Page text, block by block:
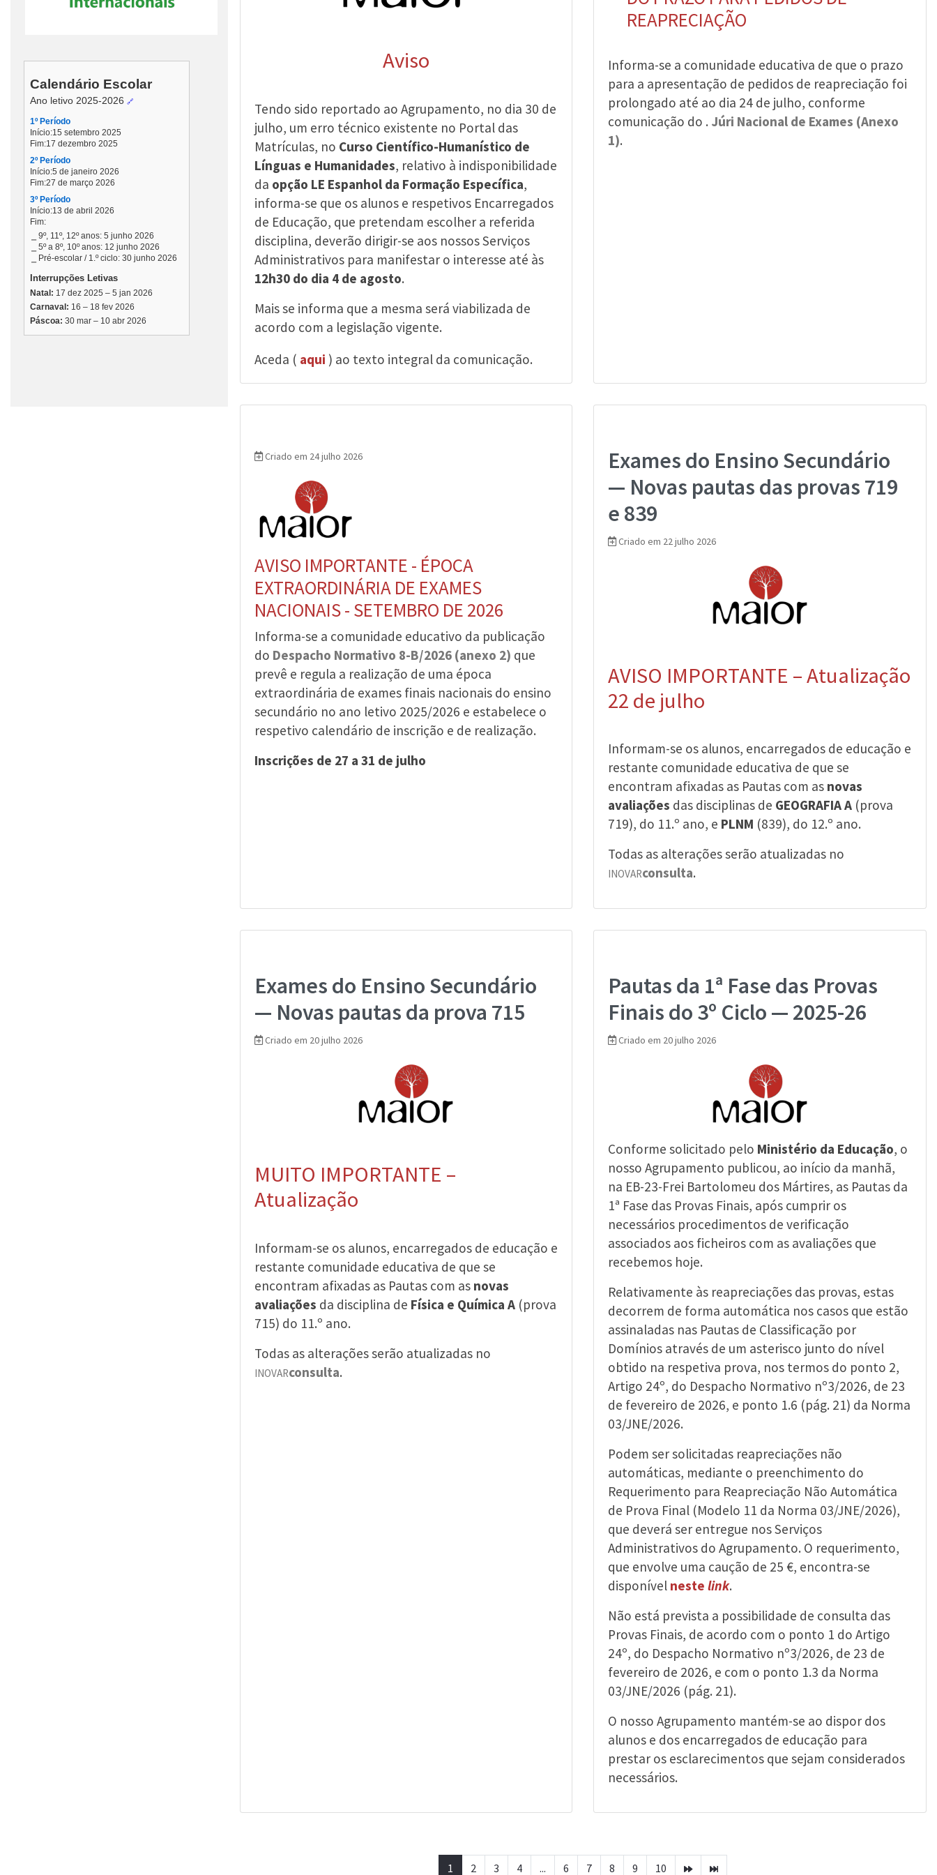
Aviso
Tendo sido reportado ao Agrupamento, no dia 30 de
julho, um erro técnico existente no Portal das
Matrículas, no Curso Científico-Humanístico de
Línguas e Humanidades, relativo à indisponibilidade
da opção LE Espanhol da Formação Específica,
informa-se que os alunos e respetivos Encarregados
de Educação, que pretendam escolher a referida
disciplina, deverão dirigir-se aos nossos Serviços
Administrativos para manifestar o interesse até às
12h30 do dia 4 de agosto.
Mais se informa que a mesma será viabilizada de
acordo com a legislação vigente.
Aceda ( aqui ) ao texto integral da comunicação.
REAPRECIAÇÃO
Informa-se a comunidade educativa de que o prazo
para a apresentação de pedidos de reapreciação foi
prolongado até ao dia 24 de julho, conforme
comunicação do . Júri Nacional de Exames (Anexo
1).
Criado em 24 julho 2026
AVISO IMPORTANTE - ÉPOCA
EXTRAORDINÁRIA DE EXAMES
NACIONAIS - SETEMBRO DE 2026
Informa-se a comunidade educativo da publicação
do Despacho Normativo 8-B/2026 (anexo 2) que
prevê e regula a realização de uma época
extraordinária de exames finais nacionais do ensino
secundário no ano letivo 2025/2026 e estabelece o
respetivo calendário de inscrição e de realização.
Inscrições de 27 a 31 de julho
Exames do Ensino Secundário
— Novas pautas das provas 719
e 839
Criado em 22 julho 2026
AVISO IMPORTANTE – Atualização
22 de julho
Informam-se os alunos, encarregados de educação e
restante comunidade educativa de que se
encontram afixadas as Pautas com as novas
avaliações das disciplinas de GEOGRAFIA A (prova
719), do 11.º ano, e PLNM (839), do 12.º ano.
Todas as alterações serão atualizadas no
INOVARconsulta.
Exames do Ensino Secundário
— Novas pautas da prova 715
Criado em 20 julho 2026
MUITO IMPORTANTE –
Atualização
Informam-se os alunos, encarregados de educação e
restante comunidade educativa de que se
encontram afixadas as Pautas com as novas
avaliações da disciplina de Física e Química A (prova
715) do 11.º ano.
Todas as alterações serão atualizadas no
INOVARconsulta.
Pautas da 1ª Fase das Provas
Finais do 3º Ciclo — 2025-26
Criado em 20 julho 2026
Conforme solicitado pelo Ministério da Educação, o
nosso Agrupamento publicou, ao início da manhã,
na EB-23-Frei Bartolomeu dos Mártires, as Pautas da
1ª Fase das Provas Finais, após cumprir os
necessários procedimentos de verificação
associados aos ficheiros com as avaliações que
recebemos hoje.
Relativamente às reapreciações das provas, estas
decorrem de forma automática nos casos que estão
assinaladas nas Pautas de Classificação por
Domínios através de um asterisco junto do nível
obtido na respetiva prova, nos termos do ponto 2,
Artigo 24º, do Despacho Normativo nº3/2026, de 23
de fevereiro de 2026, e ponto 1.6 (pág. 21) da Norma
03/JNE/2026.
Podem ser solicitadas reapreciações não
automáticas, mediante o preenchimento do
Requerimento para Reapreciação Não Automática
de Prova Final (Modelo 11 da Norma 03/JNE/2026),
que deverá ser entregue nos Serviços
Administrativos do Agrupamento. O requerimento,
que envolve uma caução de 25 €, encontra-se
disponível nestelink.
Não está prevista a possibilidade de consulta das
Provas Finais, de acordo com o ponto 1 do Artigo
24º, do Despacho Normativo nº3/2026, de 23 de
fevereiro de 2026, e com o ponto 1.3 da Norma
03/JNE/2026 (pág. 21).
O nosso Agrupamento mantém-se ao dispor dos
alunos e dos encarregados de educação para
prestar os esclarecimentos que sejam considerados
necessários.
1 2 3 4 ... 6 7 8 9 10